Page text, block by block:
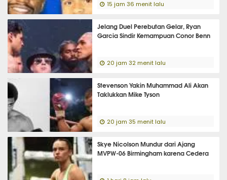
15 jam 36 menit lalu
Jelang Duel Perebutan Gelar, Ryan
Garcia Sindir Kemampuan Conor Benn
20 jam 32 menit lalu
Stevenson Yakin Muhammad Ali Akan
Taklukkan Mike Tyson
20 jam 35 menit lalu
Skye Nicolson Mundur dari Ajang
MVPW-06 Birmingham karena Cedera